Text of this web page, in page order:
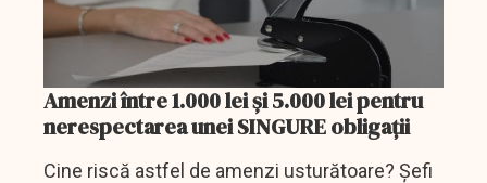
Amenzi între 1.000 lei și 5.000 lei pentru
nerespectarea unei SINGURE obligații
Cine riscă astfel de amenzi usturătoare? Șefi